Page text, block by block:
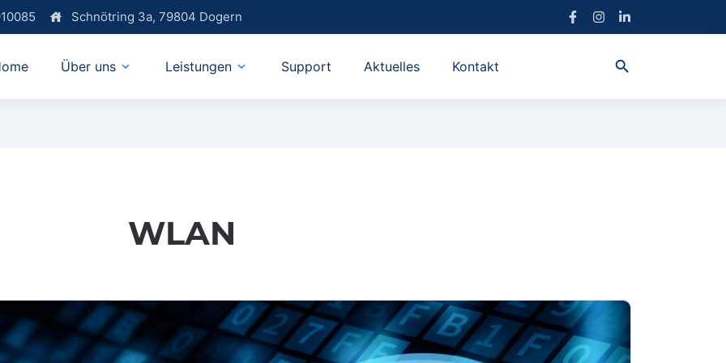
house Schnötring 3a, 79804 Dogern
Über uns expand_more Leistungen expand_more Support Aktuelles Kontakt search
WLAN